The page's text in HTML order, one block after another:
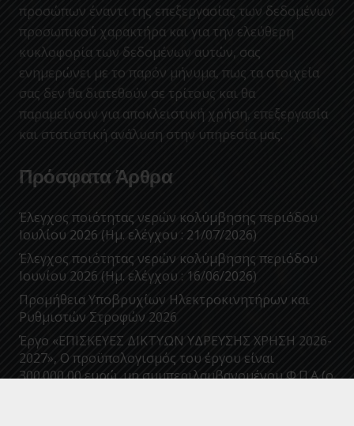
προσώπων έναντι της επεξεργασίας των δεδομένων
προσωπικού χαρακτήρα και για την ελεύθερη
κυκλοφορία των δεδομένων αυτών, σας
ενημερώνει με το παρόν μήνυμα, πως τα στοιχεία
σας δεν θα διατεθούν σε τρίτους και θα
παραμείνουν για αποκλειστική χρήση, επεξεργασία
και στατιστική ανάλυση στην υπηρεσία μας.
Πρόσφατα Άρθρα
Έλεγχος ποιότητας νερών κολύμβησης περιόδου
Ιουλίου 2026 (Ημ. ελέγχου : 21/07/2026)
Έλεγχος ποιότητας νερών κολύμβησης περιόδου
Ιουνίου 2026 (Ημ. ελέγχου : 16/06/2026)
Προμήθεια Υποβρυχίων Ηλεκτροκινητήρων και
Ρυθμιστών Στροφών 2026
Έργο «ΕΠΙΣΚΕΥΕΣ ΔΙΚΤΥΩΝ ΥΔΡΕΥΣΗΣ ΧΡΗΣΗ 2026-
2027», Ο προϋπολογισμός του έργου είναι
300.000,00 ευρώ, μη συμπεριλαμβανομένου Φ.Π.Α (ο